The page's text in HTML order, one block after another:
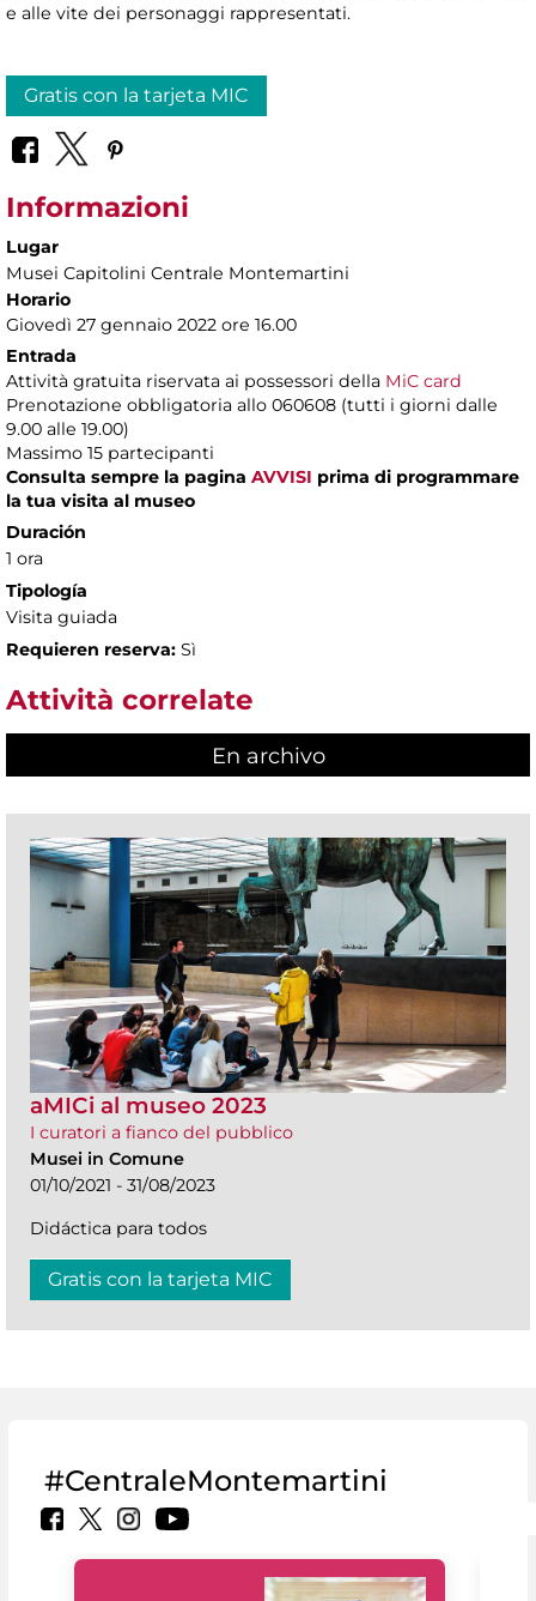
e alle vite dei personaggi rappresentati.
Gratis con la tarjeta MIC
Informazioni
Lugar
Musei Capitolini Centrale Montemartini
Horario
Giovedì 27 gennaio 2022 ore 16.00
Entrada
Attività gratuita riservata ai possessori della MiC card
Prenotazione obbligatoria allo 060608 (tutti i giorni dalle
9.00 alle 19.00)
Massimo 15 partecipanti
Consulta sempre la pagina AVVISI prima di programmare
la tua visita al museo
Duración
1 ora
Tipología
Visita guiada
Requieren reserva: Sì
Attività correlate
En archivo
aMICi al museo 2023
I curatori a fianco del pubblico
Musei in Comune
01/10/2021 - 31/08/2023
Didáctica para todos
Gratis con la tarjeta MIC
#CentraleMontemartini